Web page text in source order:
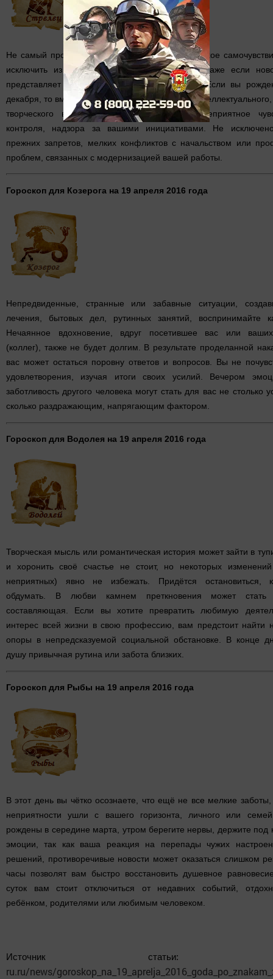
Не самый простой день для вас. Возможно плохое
исключить из списка дел новые начинания (даже если
представляет собой хорошо забытое старое). Если вы
декабря, то вместе с последними отблесками
творческого вдохновения можете испытать неприятное
контроля, надзора за вашими инициативами. Не
прежних запретов, мелких конфликтов с начальством или
проблем, связанных с модернизацией вашей работы.
Гороскоп для Козерога на 19 апреля 2016 года
Непредвиденные, странные или забавные ситуации,
лечения, бытовых дел, рутинных занятий, воспринимайте
Нечаянное вдохновение, вдруг посетившее вас или
(коллег), также не будет долгим. В результате проделанной
вас может остаться поровну ответов и вопросов. Вы не
удовлетворения, изучая итоги своих усилий. Вечером
заботливость другого человека могут стать для вас не столько
сколько раздражающим, напрягающим фактором.
Гороскоп для Водолея на 19 апреля 2016 года
Творческая мысль или романтическая история может зайти в
и хоронить своё счастье не стоит, но некоторых
неприятных) явно не избежать. Придётся остановиться,
обдумать. В любви камнем преткновения может
составляющая. Если вы хотите превратить любимую
интерес всей жизни в свою профессию, вам предстоит найти
опоры в непредсказуемой социальной обстановке. В конце
душу привычная рутина или забота близких.
Гороскоп для Рыбы на 19 апреля 2016 года
В этот день вы чётко осознаете, что ещё не все мелкие заботы,
неприятности ушли с вашего горизонта, личного или
рождены в середине марта, утром берегите нервы, держите под
эмоции, так как ваша реакция на перепады чужих
решений, противоречивые новости может оказаться слишком
часы позволят вам быстро восстановить душевное
суток вам стоит отключиться от недавних событий,
ребёнком, родителями или любимым человеком.
Источник
ru.ru/news/